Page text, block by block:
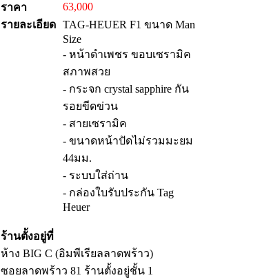
ราคา
63,000
รายละเอียด TAG-HEUER F1 ขนาด Man
Size
- หน้าดำเพชร ขอบเซรามิค
สภาพสวย
- กระจก crystal sapphire กัน
รอยขีดข่วน
- สายเซรามิค
- ขนาดหน้าปัดไม่รวมมะยม
44มม.
- ระบบใส่ถ่าน
- กล่องใบรับประกัน Tag
Heuer
ร้านตั้งอยู่ที่
ห้าง BIG C (อิมพีเรียลลาดพร้าว)
ซอยลาดพร้าว 81 ร้านตั้งอยู่ชั้น 1